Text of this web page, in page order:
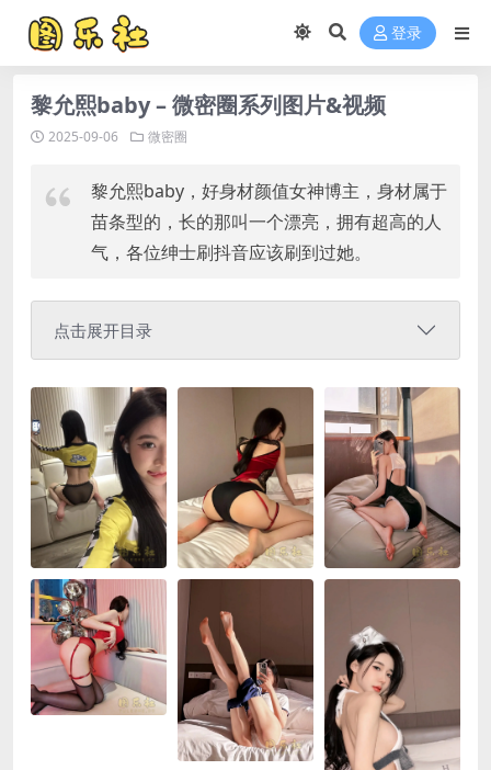
登录
黎允熙baby – 微密圈系列图片&视频
2025-09-06 微密圈
黎允熙baby，好身材颜值女神博主，身材属于
苗条型的，长的那叫一个漂亮，拥有超高的人
气，各位绅士刷抖音应该刷到过她。
点击展开目录